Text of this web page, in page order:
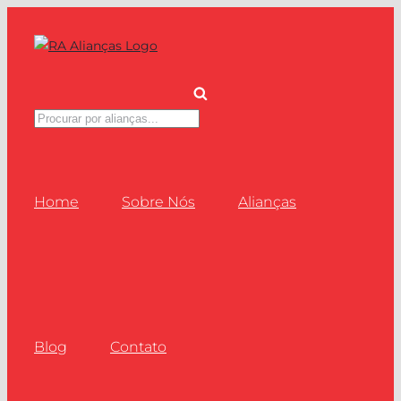
Pesquisar
Home Sobre Nós Alianças
Blog Contato